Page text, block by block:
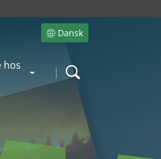
Dansk
Site language
hos
Search